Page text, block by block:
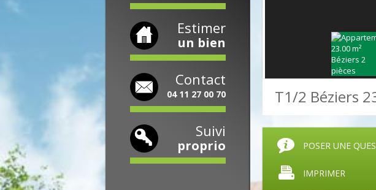
Estimer
un bien
Contact
04 11 27 00 70
Suivi
proprio
T1/2 Béziers
POSER UNE
IMPRIMER